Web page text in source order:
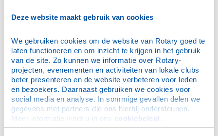
Deze website maakt gebruik van cookies
We gebruiken cookies om de website van Rotary goed te
laten functioneren en om inzicht te krijgen in het gebruik
van de site. Zo kunnen we informatie over Rotary-
projecten, evenementen en activiteiten van lokale clubs
beter presenteren en de website verbeteren voor leden
en bezoekers. Daarnaast gebruiken we cookies voor
social media en analyse. In sommige gevallen delen we
gegevens met partners die ons hierbij ondersteunen.
Meer informatie vindt u in ons cookiebeleid
door aanbodgericht te werken met groepen mensen
waarbij de kennis en kunde van deze deelnemers het
hulpvraag van mensen die dit goed kunnen gebruiken.
Deze methode Present staat in de Databank Effectieve
Sociale Interventies.
Projecten
Rotary Pramenregatta